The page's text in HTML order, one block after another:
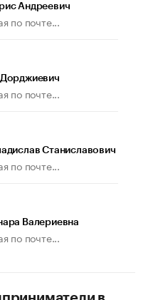
иначе». Как живет глава
Андреевич
по почте...
по почте...
Станиславович
по почте...
Валериевна
по почте...